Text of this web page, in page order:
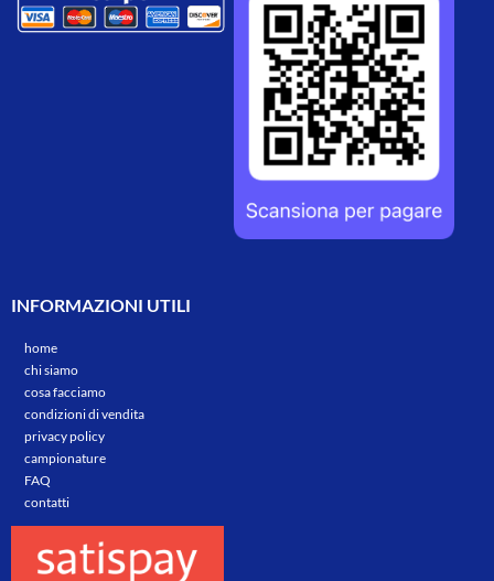
INFORMAZIONI UTILI
home
chi siamo
cosa facciamo
condizioni di vendita
privacy policy
campionature
FAQ
contatti